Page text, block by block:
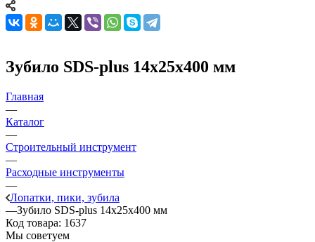
Зубило SDS-plus 14x25x400 мм
Главная
—
Каталог
—
Строительный инструмент
—
Расходные инструменты
—
Лопатки, пики, зубила
—Зубило SDS-plus 14x25x400 мм
Код товара: 1637
Мы советуем